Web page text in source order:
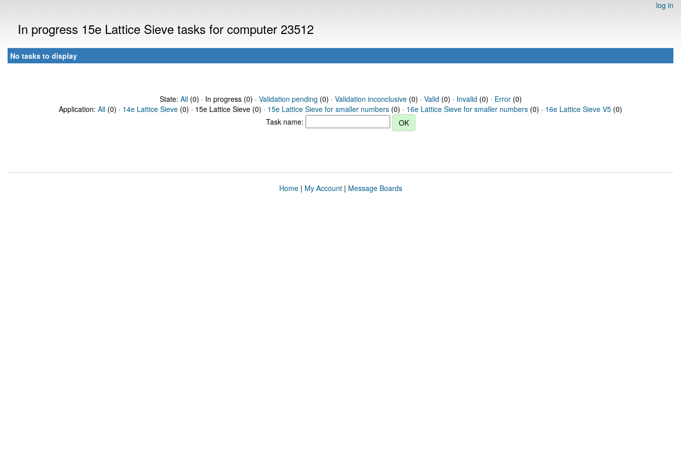
log in
In progress 15e Lattice Sieve tasks for computer 23512
No tasks to display
State: All(0) · In progress (0) · Validation pending (0) · Validation inconclusive(0) · Valid (0) · Invalid (0) · Error(0)
Application: All (0) · 14e Lattice Sieve (0) · 15e Lattice Sieve (0) · 15e Lattice Sieve for smaller numbers (0) · 16e Lattice Sieve for smaller numbers (0) · 16e Lattice Sieve V5 (0)
Task name:
Home| My Account| Message Boards